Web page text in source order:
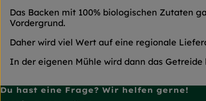
Das Backen mit 100% biologischen Zutaten
Vordergrund.
Daher wird viel Wert auf eine regionale
In der eigenen Mühle wird dann das
Du hast eine Frage? Wir helfen gerne!